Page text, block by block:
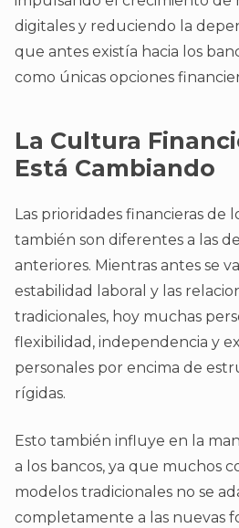
digitales y reduciendo la
que antes existía hacia los
como únicas opciones
La Cultura
Está Cambiando
Las prioridades financieras de
también son diferentes a las
anteriores. Mientras antes se
estabilidad laboral y las
tradicionales, hoy muchas
flexibilidad, independencia y
personales por encima de
rígidas.
Esto también influye en la
a los bancos, ya que muchos
modelos tradicionales no se
completamente a las nuevas